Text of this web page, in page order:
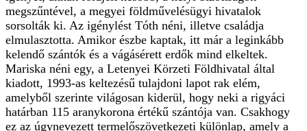
megszűntével, a megyei földművelésügyi hivatalok
sorsolták ki. Az igénylést Tóth néni, illetve családja
elmulasztotta. Amikor észbe kaptak, itt már a leginkább
kelendő szántók és a vágásérett erdők mind elkeltek.
Mariska néni egy, a Letenyei Körzeti Földhivatal által
kiadott, 1993-as keltezésű tulajdoni lapot rak elém,
amelyből szerinte világosan kiderül, hogy neki a rigyáci
határban 115 aranykorona értékű szántója van. Csakhogy
ez az úgynevezett termelőszövetkezeti különlap, amely a